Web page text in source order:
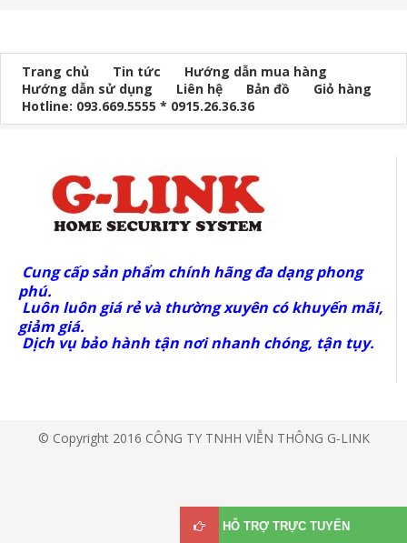
Trang chủ Tin tức
Hướng dẫn mua hàng
Hướng dẫn sử dụng
Liên hệ Bản đồ
Giỏ hàng
Hotline: 093.669.5555 * 0915.26.36.36
HỖ TRỢ TRỰC TUYẾN
Cung cấp sản phẩm chính hãng đa dạng phong
phú.
Luôn luôn giá rẻ và thường xuyên có khuyến mãi,
giảm giá.
Dịch vụ bảo hành tận nơi nhanh chóng, tận tụy.
© Copyright 2016 CÔNG TY TNHH VIỄN THÔNG G-LINK